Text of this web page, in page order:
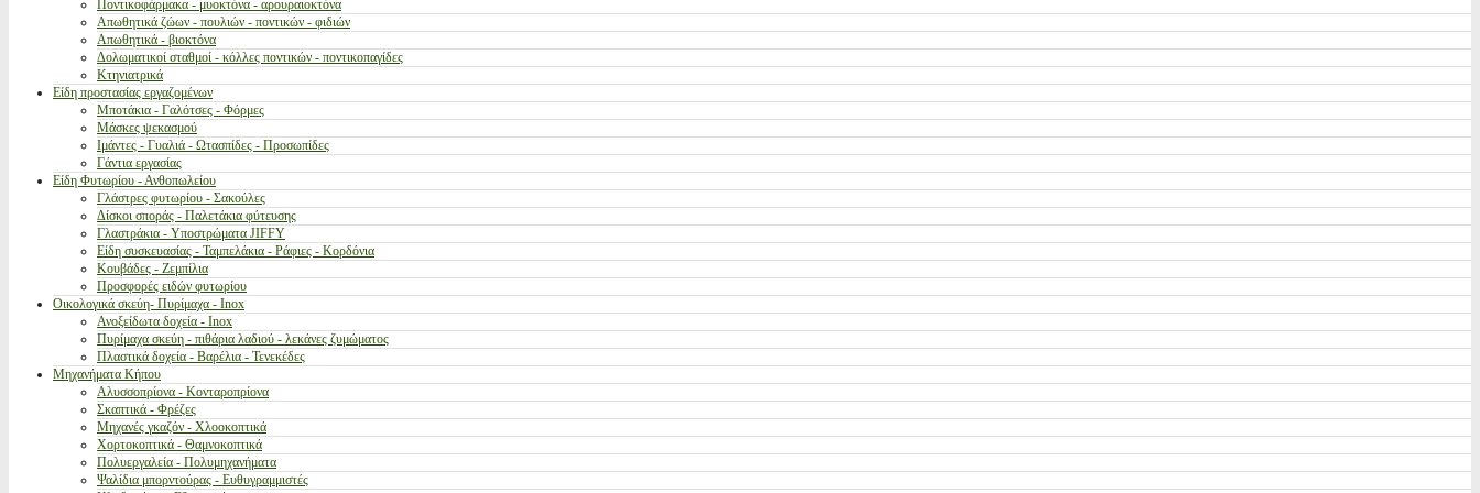
Ποντικοφάρμακα - μυοκτόνα - αρουραιοκτόνα
Απωθητικά ζώων - πουλιών - ποντικών - φιδιών
Απωθητικά - βιοκτόνα
Δολωματικοί σταθμοί - κόλλες ποντικών - ποντικοπαγίδες
Κτηνιατρικά
Είδη προστασίας εργαζομένων
Μποτάκια - Γαλότσες - Φόρμες
Μάσκες ψεκασμού
Ιμάντες - Γυαλιά - Ωτασπίδες - Προσωπίδες
Γάντια εργασίας
Είδη Φυτωρίου - Ανθοπωλείου
Γλάστρες φυτωρίου - Σακούλες
Δίσκοι σποράς - Παλετάκια φύτευσης
Γλαστράκια - Υποστρώματα JIFFY
Είδη συσκευασίας - Ταμπελάκια - Ράφιες - Κορδόνια
Κουβάδες - Ζεμπίλια
Προσφορές ειδών φυτωρίου
Οικολογικά σκεύη- Πυρίμαχα - Inox
Ανοξείδωτα δοχεία - Inox
Πυρίμαχα σκεύη - πιθάρια λαδιού - λεκάνες ζυμώματος
Πλαστικά δοχεία - Βαρέλια - Τενεκέδες
Μηχανήματα Κήπου
Αλυσσοπρίονα - Κονταροπρίονα
Σκαπτικά - Φρέζες
Μηχανές γκαζόν - Χλοοκοπτικά
Χορτοκοπτικά - Θαμνοκοπτικά
Πολυεργαλεία - Πολυμηχανήματα
Ψαλίδια μπορντούρας - Ευθυγραμμιστές